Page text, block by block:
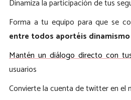
Dinamiza la participación de tus
Forma a tu equipo para que se
entre todos aportéis
Mantén un diálogo directocon
usuarios
Convierte la cuenta de twitter en el